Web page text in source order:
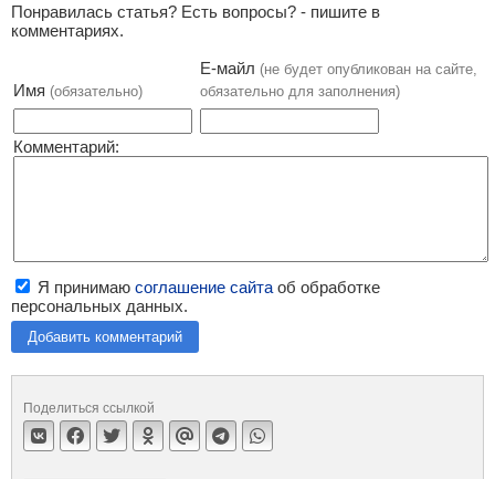
Понравилась статья? Есть вопросы? - пишите в
комментариях.
Имя (обязательно)
Е-майл (не будет опубликован на сайте,
обязательно для заполнения)
Комментарий:
Я принимаю соглашение сайта об обработке
персональных данных.
Добавить комментарий
Поделиться ссылкой